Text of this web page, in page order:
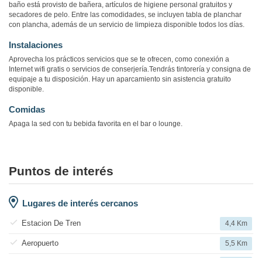
baño está provisto de bañera, artículos de higiene personal gratuitos y
secadores de pelo. Entre las comodidades, se incluyen tabla de planchar
con plancha, además de un servicio de limpieza disponible todos los días.
Instalaciones
Aprovecha los prácticos servicios que se te ofrecen, como conexión a
Internet wifi gratis o servicios de conserjería.Tendrás tintorería y consigna de
equipaje a tu disposición. Hay un aparcamiento sin asistencia gratuito
disponible.
Comidas
Apaga la sed con tu bebida favorita en el bar o lounge.
Puntos de interés
Lugares de interés cercanos
Estacion De Tren 4,4 Km
Aeropuerto 5,5 Km